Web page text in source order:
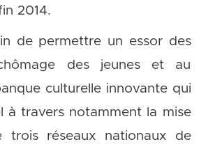
2014.
de permettre un essor des
des jeunes et au
culturelle innovante qui
à travers notamment la mise
trois réseaux nationaux de